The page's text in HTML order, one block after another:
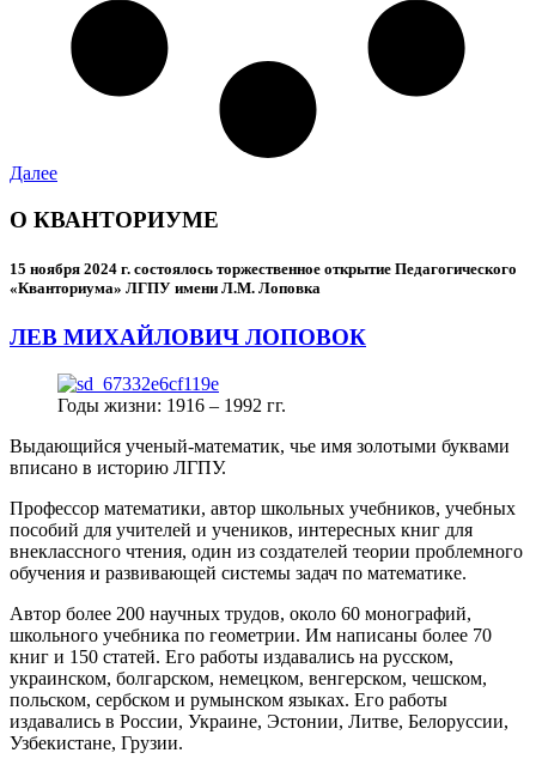
Далее
О КВАНТОРИУМЕ
15 ноября 2024 г. состоялось торжественное открытие Педагогического
«Кванториума» ЛГПУ имени Л.М. Лоповка
ЛЕВ МИХАЙЛОВИЧ ЛОПОВОК
Годы жизни: 1916 – 1992 гг.
Выдающийся ученый-математик, чье имя золотыми буквами
вписано в историю ЛГПУ.
Профессор математики, автор школьных учебников, учебных
пособий для учителей и учеников, интересных книг для
внеклассного чтения, один из создателей теории проблемного
обучения и развивающей системы задач по математике.
Автор более 200 научных трудов, около 60 монографий,
школьного учебника по геометрии. Им написаны более 70
книг и 150 статей. Его работы издавались на русском,
украинском, болгарском, немецком, венгерском, чешском,
польском, сербском и румынском языках. Его работы
издавались в России, Украине, Эстонии, Литве, Белоруссии,
Узбекистане, Грузии.